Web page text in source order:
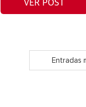
VER POST
Entradas